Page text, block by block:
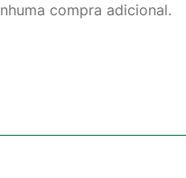
compra adicional.